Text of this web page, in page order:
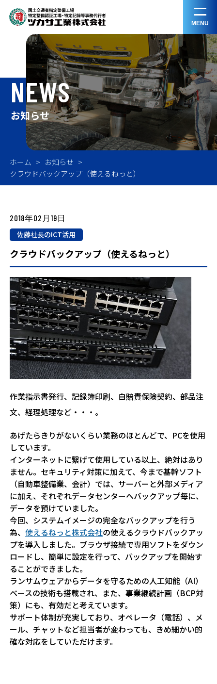
MENU
NEWS
お知らせ
ホーム
お知らせ
クラウドバックアップ（使えるねっと）
2018年02月19日
佐藤社長のICT活用
クラウドバックアップ（使えるねっと）
作業指示書発行、記録簿印刷、自賠責保険契約、部品注
文、経理処理など・・・。
あげたらきりがないくらい業務のほとんどで、PCを使用
しています。
インターネットに繋げて使用している以上、絶対はあり
ません。セキュリティ対策に加えて、今まで基幹ソフト
（自動車整備業、会計）では、サーバーと外部メディア
に加え、それぞれデータセンターへバックアップ毎に、
データを預けていました。
今回、システムイメージの完全なバックアップを行う
為、 使えるねっと株式会社の使えるクラウドバックアッ
プを導入しました。ブラウザ接続で専用ソフトをダウン
ロードし、簡単に設定を行って、バックアップを開始す
ることができました。
ランサムウェアからデータを守るための人工知能（AI）
ベースの技術も搭載され、また、事業継続計画（BCP対
策）にも、有効だと考えています。
サポート体制が充実しており、オペレータ（電話）、メ
ール、チャットなど担当者が変わっても、きめ細かい的
確な対応をしていただけます。